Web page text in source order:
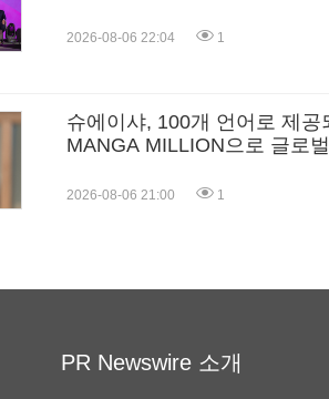
2026-08-06 22:04 1
슈에이샤, 100개 언어로 제공
MANGA MILLION으로 글로
2026-08-06 21:00 1
PR Newswire 소개